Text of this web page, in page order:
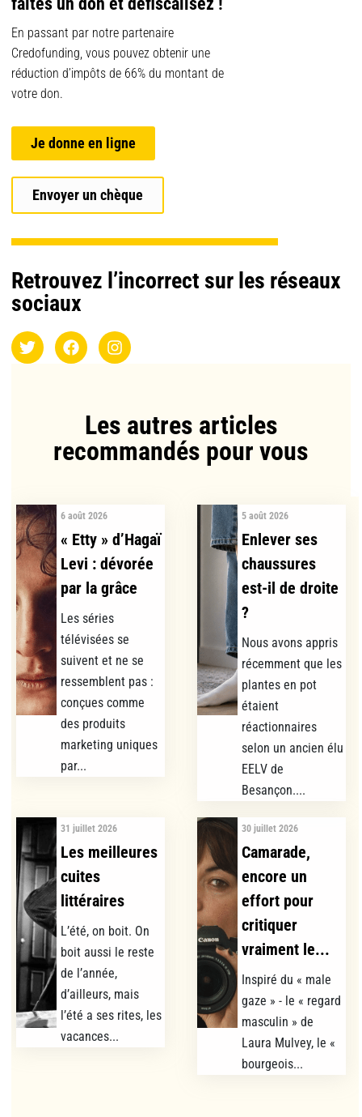
En passant par notre partenaire
Credofunding, vous pouvez obtenir une
réduction d’impôts de 66% du montant de
votre don.
Je donne en ligne
Envoyer un chèque
Retrouvez l’incorrect sur les réseaux
sociaux
Les autres articles
recommandés pour vous​
6 août 2026
« Etty » d’Hagaï
Levi : dévorée
par la grâce
Les séries
télévisées se
suivent et ne se
ressemblent pas :
conçues comme
des produits
marketing uniques
par...
5 août 2026
Enlever ses
chaussures
est-il de droite
?
Nous avons appris
récemment que les
plantes en pot
étaient
réactionnaires
selon un ancien élu
EELV de
Besançon....
31 juillet 2026
Les meilleures
cuites
littéraires
L’été, on boit. On
boit aussi le reste
de l’année,
d’ailleurs, mais
l’été a ses rites, les
vacances...
30 juillet 2026
Camarade,
encore un
effort pour
critiquer
vraiment le...
Inspiré du « male
gaze » - le « regard
masculin » de
Laura Mulvey, le «
bourgeois...